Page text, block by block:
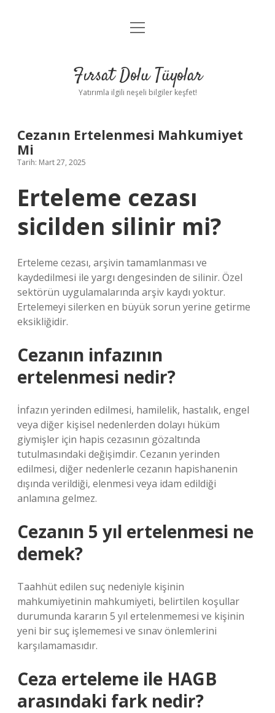
Gizlilik Politikası
Yasal Uyarı
menüyü
Fırsat Dolu Tüyolar
Yatırımla ilgili neşeli bilgiler keşfet!
Cezanın Ertelenmesi Mahkumiyet
Mi
Tarih: Mart 27, 2025
Erteleme cezası
sicilden silinir mi?
Erteleme cezası, arşivin tamamlanması ve
kaydedilmesi ile yargı dengesinden de silinir. Özel
sektörün uygulamalarında arşiv kaydı yoktur.
Ertelemeyi silerken en büyük sorun yerine getirme
eksikliğidir.
Cezanın infazının
ertelenmesi nedir?
İnfazın yerinden edilmesi, hamilelik, hastalık, engel
veya diğer kişisel nedenlerden dolayı hüküm
giymişler için hapis cezasının gözaltında
tutulmasındaki değişimdir. Cezanın yerinden
edilmesi, diğer nedenlerle cezanın hapishanenin
dışında verildiği, elenmesi veya idam edildiği
anlamına gelmez.
Cezanın 5 yıl ertelenmesi ne
demek?
Taahhüt edilen suç nedeniyle kişinin
mahkumiyetinin mahkumiyeti, belirtilen koşullar
durumunda kararın 5 yıl ertelenmemesi ve kişinin
yeni bir suç işlememesi ve sınav önlemlerini
karşılamamasıdır.
Ceza erteleme ile HAGB
arasındaki fark nedir?